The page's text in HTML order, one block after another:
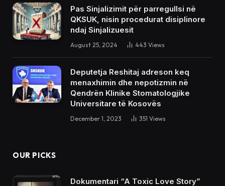
Pas Sinjalizimit për parregullsi në
QKSUK, nisin procedurat disiplinore
ndaj Sinjalizuesit
August 25, 2024 443 Views
Deputetja Reshitaj adreson keq
menaxhimin dhe nepotizmin në
Qendrën Klinike Stomatologjike
Universitare të Kosovës
December 1, 2023 351 Views
OUR PICKS
Dokumentari “A Toxic Love Story”